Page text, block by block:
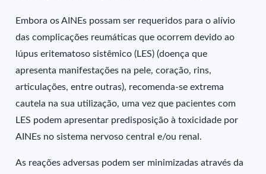
Embora os AINEs possam ser requeridos para o alívio
das complicações reumáticas que ocorrem devido ao
lúpus eritematoso sistêmico (LES) (doença que
apresenta manifestações na pele, coração, rins,
articulações, entre outras), recomenda-se extrema
cautela na sua utilização, uma vez que pacientes com
LES podem apresentar predisposição à toxicidade por
AINEs no sistema nervoso central e/ou renal.
As reações adversas podem ser minimizadas através da